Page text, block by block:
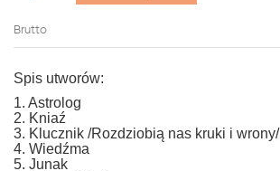
Brutto
Spis utworów:
1. Astrolog
2. Kniaź
3. Klucznik /Rozdziobią nas kruki i wrony/
4. Wiedźma
5. Junak